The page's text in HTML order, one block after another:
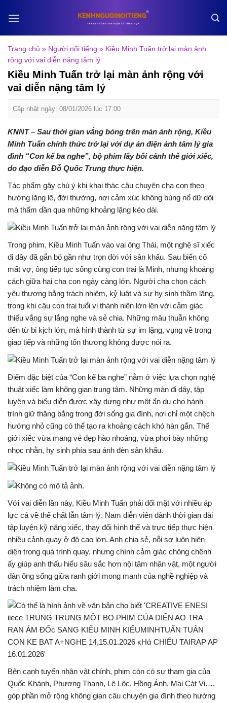
Trang chủ » Người nổi tiếng » Kiều Minh Tuấn trở lại màn ảnh
rộng với vai diễn nặng tâm lý
Kiều Minh Tuấn trở lại màn ảnh rộng với
vai diễn nặng tâm lý
Cập nhật ngày: 08/01/2026 lúc 17:00
KNNT – Sau thời gian vắng bóng trên màn ảnh rộng, Kiều
Minh Tuấn chính thức trở lại với dự án điện ảnh tâm lý gia
đình “Con kể ba nghe”, bộ phim lấy bối cảnh thế giới xiếc,
do đạo diễn Đỗ Quốc Trung thực hiện.
Tác phẩm gây chú ý khi khai thác câu chuyện cha con theo
hướng lặng lẽ, đời thường, nơi cảm xúc không bùng nổ dữ dội
mà thấm dần qua những khoảng lặng kéo dài.
Trong phim, Kiều Minh Tuấn vào vai ông Thái, một nghệ sĩ xiếc
đi dây đã gắn bó gần như trọn đời với sân khấu. Sau biến cố
mất vợ, ông tiếp tục sống cùng con trai là Minh, nhưng khoảng
cách giữa hai cha con ngày càng lớn. Người cha chọn cách
yêu thương bằng trách nhiệm, kỷ luật và sự hy sinh thầm lặng,
trong khi cậu con trai tuổi vị thành niên lớn lên với cảm giác
thiếu vắng sự lắng nghe và sẻ chia. Những mâu thuẫn không
đến từ bi kịch lớn, mà hình thành từ sự im lặng, vụng về trong
giao tiếp và những tổn thương không được nói ra.
Điểm đặc biệt của “Con kể ba nghe” nằm ở việc lựa chọn nghệ
thuật xiếc làm không gian trung tâm. Những màn đi dây, tập
luyện và biểu diễn được xây dựng như một ẩn dụ cho hành
trình giữ thăng bằng trong đời sống gia đình, nơi chỉ một chệch
hướng nhỏ cũng có thể tạo ra khoảng cách khó hàn gắn. Thế
giới xiếc vừa mang vẻ đẹp hào nhoáng, vừa phơi bày những
nhọc nhằn, hy sinh phía sau ánh đèn sân khấu.
Với vai diễn lần này, Kiều Minh Tuấn phải đối mặt với nhiều áp
lực cả về thể chất lẫn tâm lý. Nam diễn viên dành thời gian dài
tập luyện kỹ năng xiếc, thay đổi hình thể và trực tiếp thực hiện
nhiều cảnh quay ở độ cao lớn. Anh chia sẻ, nỗi sợ luôn hiện
diện trong quá trình quay, nhưng chính cảm giác chông chênh
ấy giúp anh thấu hiểu sâu sắc hơn nội tâm nhân vật, một người
đàn ông sống giữa ranh giới mong manh của nghề nghiệp và
trách nhiệm làm cha.
Bên cạnh tuyến nhân vật chính, phim còn có sự tham gia của
Quốc Khánh, Phương Thanh, Lê Lộc, Hồng Ánh, Mai Cát Vi…,
góp phần mở rộng không gian câu chuyện gia đình theo hướng